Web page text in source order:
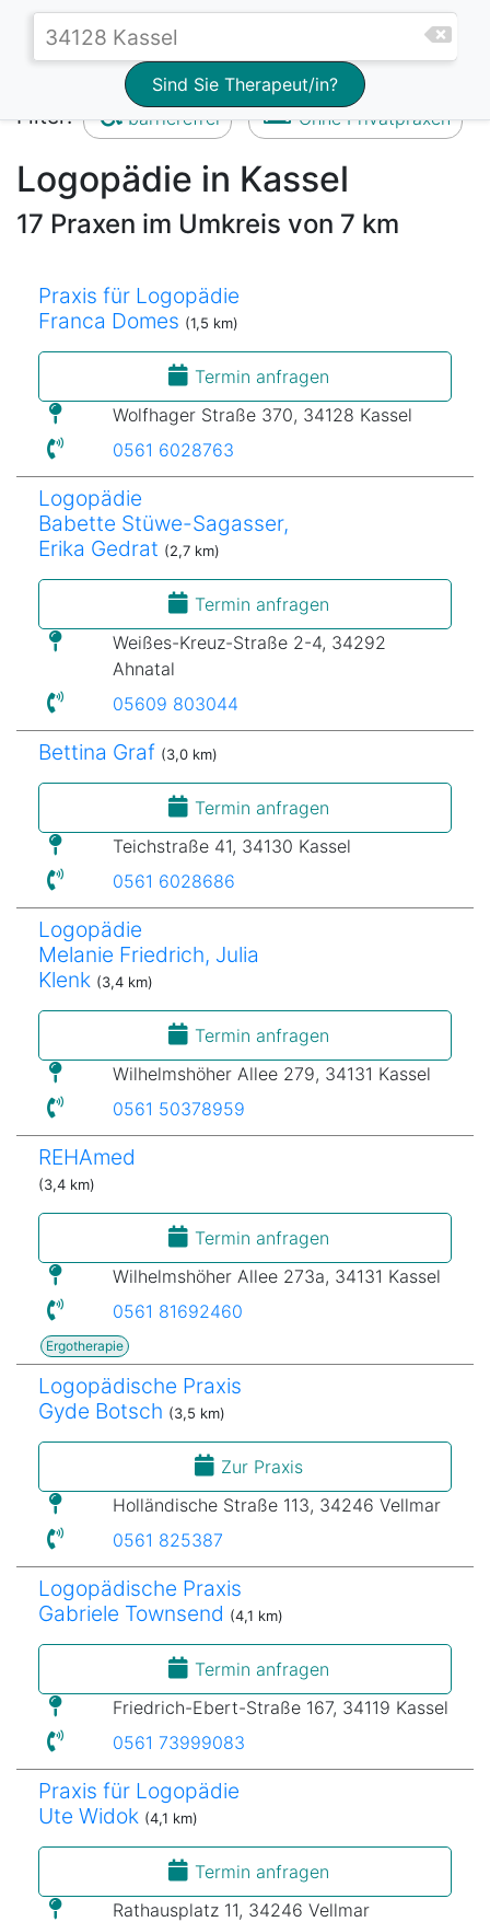
Sind Sie Therapeut/in?
Filter: barrierefrei Ohne Privatpraxen
Logopädie in Kassel
17 Praxen im Umkreis von 7 km
Praxis für Logopädie
Franca Domes (1,5 km)
Termin anfragen
Wolfhager Straße 370, 34128 Kassel
0561 6028763
Logopädie
Babette Stüwe-Sagasser,
Erika Gedrat (2,7 km)
Termin anfragen
Weißes-Kreuz-Straße 2-4, 34292
Ahnatal
05609 803044
Bettina Graf (3,0 km)
Termin anfragen
Teichstraße 41, 34130 Kassel
0561 6028686
Logopädie
Melanie Friedrich, Julia
Klenk (3,4 km)
Termin anfragen
Wilhelmshöher Allee 279, 34131 Kassel
0561 50378959
REHAmed
(3,4 km)
Termin anfragen
Wilhelmshöher Allee 273a, 34131 Kassel
0561 81692460
Ergotherapie
Logopädische Praxis
Gyde Botsch (3,5 km)
Zur Praxis
Holländische Straße 113, 34246 Vellmar
0561 825387
Logopädische Praxis
Gabriele Townsend (4,1 km)
Termin anfragen
Friedrich-Ebert-Straße 167, 34119 Kassel
0561 73999083
Praxis für Logopädie
Ute Widok (4,1 km)
Termin anfragen
Rathausplatz 11, 34246 Vellmar